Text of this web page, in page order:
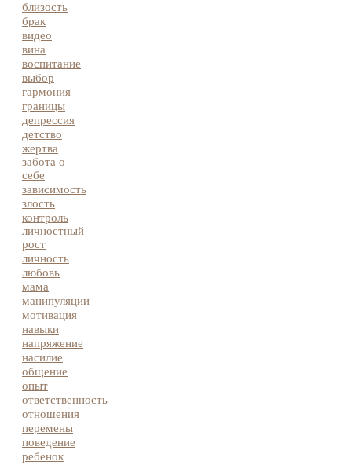
близость
брак
видео
вина
воспитание
выбор
гармония
границы
депрессия
детство
жертва
забота о
себе
зависимость
злость
контроль
личностный
рост
личность
любовь
мама
манипуляции
мотивация
навыки
напряжение
насилие
общение
опыт
ответственность
отношения
перемены
поведение
ребенок